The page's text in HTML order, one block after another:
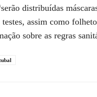
distribuídas
assim como
sobre as regras